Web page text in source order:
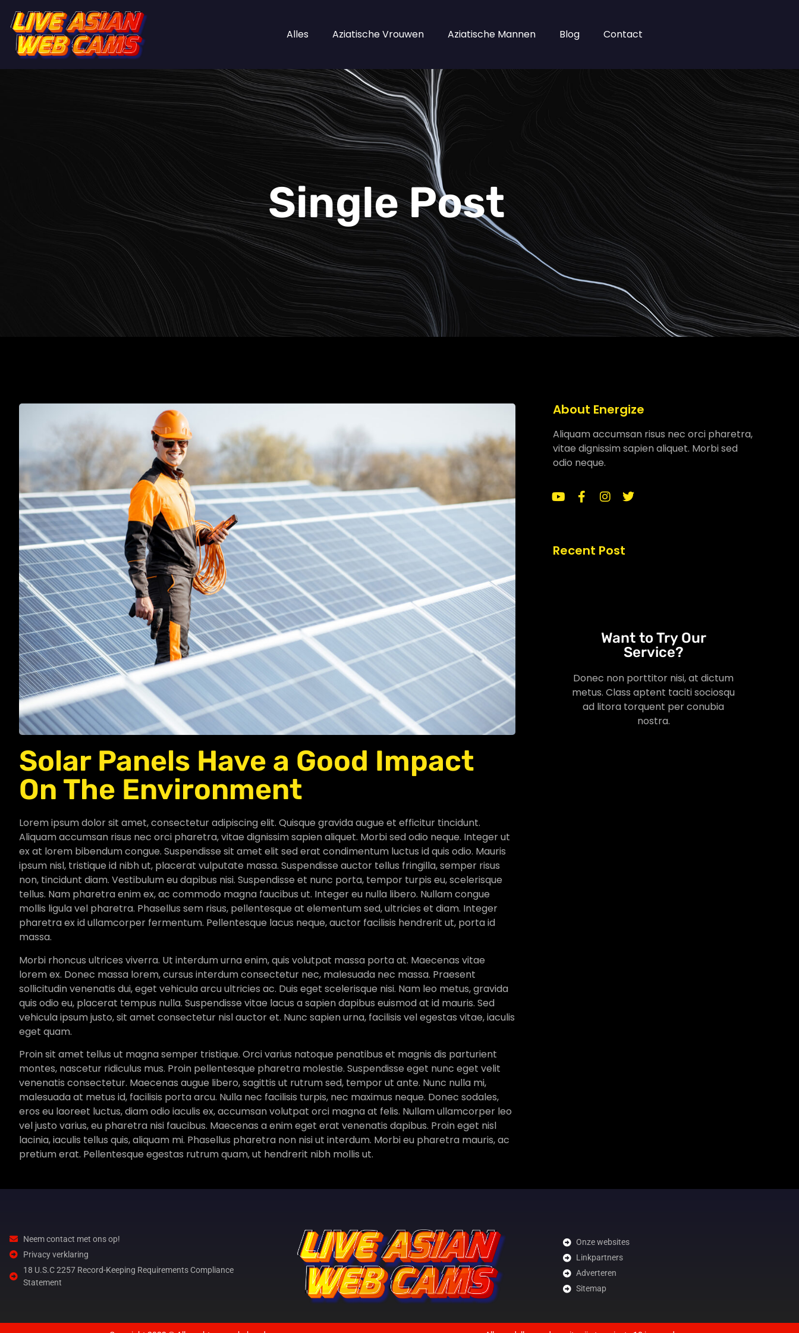
Alles Aziatische Vrouwen Aziatische Mannen Blog Contact
Single Post
Solar Panels Have a Good Impact
On The Environment
Lorem ipsum dolor sit amet, consectetur adipiscing elit. Quisque gravida augue et efficitur tincidunt.
Aliquam accumsan risus nec orci pharetra, vitae dignissim sapien aliquet. Morbi sed odio neque. Integer ut
ex at lorem bibendum congue. Suspendisse sit amet elit sed erat condimentum luctus id quis odio. Mauris
ipsum nisl, tristique id nibh ut, placerat vulputate massa. Suspendisse auctor tellus fringilla, semper risus
non, tincidunt diam. Vestibulum eu dapibus nisi. Suspendisse et nunc porta, tempor turpis eu, scelerisque
tellus. Nam pharetra enim ex, ac commodo magna faucibus ut. Integer eu nulla libero. Nullam congue
mollis ligula vel pharetra. Phasellus sem risus, pellentesque at elementum sed, ultricies et diam. Integer
pharetra ex id ullamcorper fermentum. Pellentesque lacus neque, auctor facilisis hendrerit ut, porta id
massa.
Morbi rhoncus ultrices viverra. Ut interdum urna enim, quis volutpat massa porta at. Maecenas vitae
lorem ex. Donec massa lorem, cursus interdum consectetur nec, malesuada nec massa. Praesent
sollicitudin venenatis dui, eget vehicula arcu ultricies ac. Duis eget scelerisque nisi. Nam leo metus, gravida
quis odio eu, placerat tempus nulla. Suspendisse vitae lacus a sapien dapibus euismod at id mauris. Sed
vehicula ipsum justo, sit amet consectetur nisl auctor et. Nunc sapien urna, facilisis vel egestas vitae, iaculis
eget quam.
Proin sit amet tellus ut magna semper tristique. Orci varius natoque penatibus et magnis dis parturient
montes, nascetur ridiculus mus. Proin pellentesque pharetra molestie. Suspendisse eget nunc eget velit
venenatis consectetur. Maecenas augue libero, sagittis ut rutrum sed, tempor ut ante. Nunc nulla mi,
malesuada at metus id, facilisis porta arcu. Nulla nec facilisis turpis, nec maximus neque. Donec sodales,
eros eu laoreet luctus, diam odio iaculis ex, accumsan volutpat orci magna at felis. Nullam ullamcorper leo
vel justo varius, eu pharetra nisi faucibus. Maecenas a enim eget erat venenatis dapibus. Proin eget nisl
lacinia, iaculis tellus quis, aliquam mi. Phasellus pharetra non nisi ut interdum. Morbi eu pharetra mauris, ac
pretium erat. Pellentesque egestas rutrum quam, ut hendrerit nibh mollis ut.
About Energize
Aliquam accumsan risus nec orci pharetra,
vitae dignissim sapien aliquet. Morbi sed
odio neque.
Recent Post
Want to Try Our
Service?
Donec non porttitor nisi, at dictum
metus. Class aptent taciti sociosqu
ad litora torquent per conubia
nostra.
Neem contact met ons op!
Privacy verklaring
18 U.S.C 2257 Record-Keeping Requirements Compliance
Statement
Onze websites
Linkpartners
Adverteren
Sitemap